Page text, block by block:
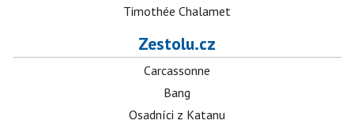
Timothée Chalamet
Zestolu.cz
Carcassonne
Bang
Osadníci z Katanu